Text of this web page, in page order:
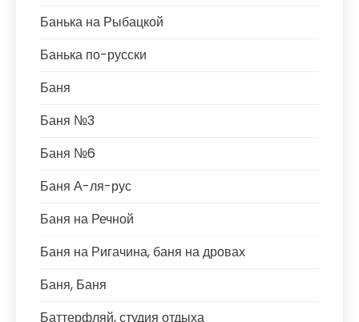
Банька на Рыбацкой
Банька по-русски
Баня
Баня №3
Баня №6
Баня А-ля-рус
Баня на Речной
Баня на Ригачина, баня на дровах
Баня, Баня
Баттерфляй, студия отдыха